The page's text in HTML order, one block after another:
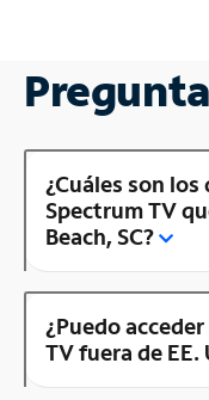
¿Cuáles son
Spectrum TV
Beach, SC?
¿Puedo
TV fuera de EE.